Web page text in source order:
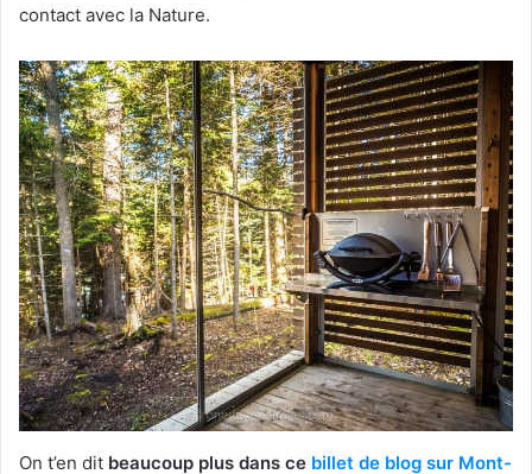
contact avec la Nature.
On t’en dit beaucoup plus dans ce billet de blog sur Mont-